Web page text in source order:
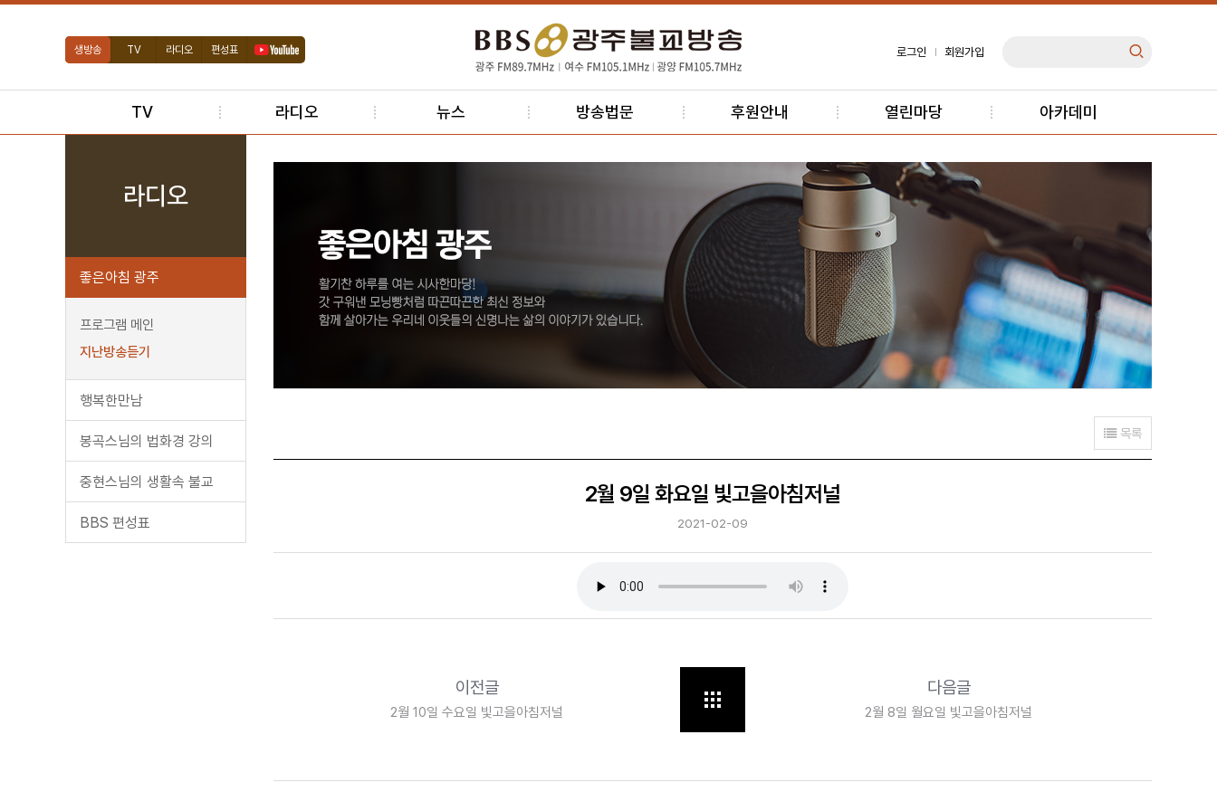
생방송 TV 라디오 편성표 로그인 회원가입
TV 라디오 뉴스 방송법문 후원안내 열린마당 아카데미
라디오
좋은아침 광주
프로그램 메인
지난방송듣기
행복한만남
봉곡스님의 법화경 강의
중현스님의 생활속 불교
BBS 편성표
목록
2월 9일 화요일 빛고을아침저널
2021-02-09
이전글
2월 10일 수요일 빛고을아침저널
다음글
2월 8일 월요일 빛고을아침저널